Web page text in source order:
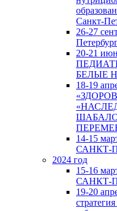
Санкт-
26-27
20-21
БЕЛЫЕ
18-19
14-15
САНКТ-
2024 год
15-16
САНКТ-
19-20